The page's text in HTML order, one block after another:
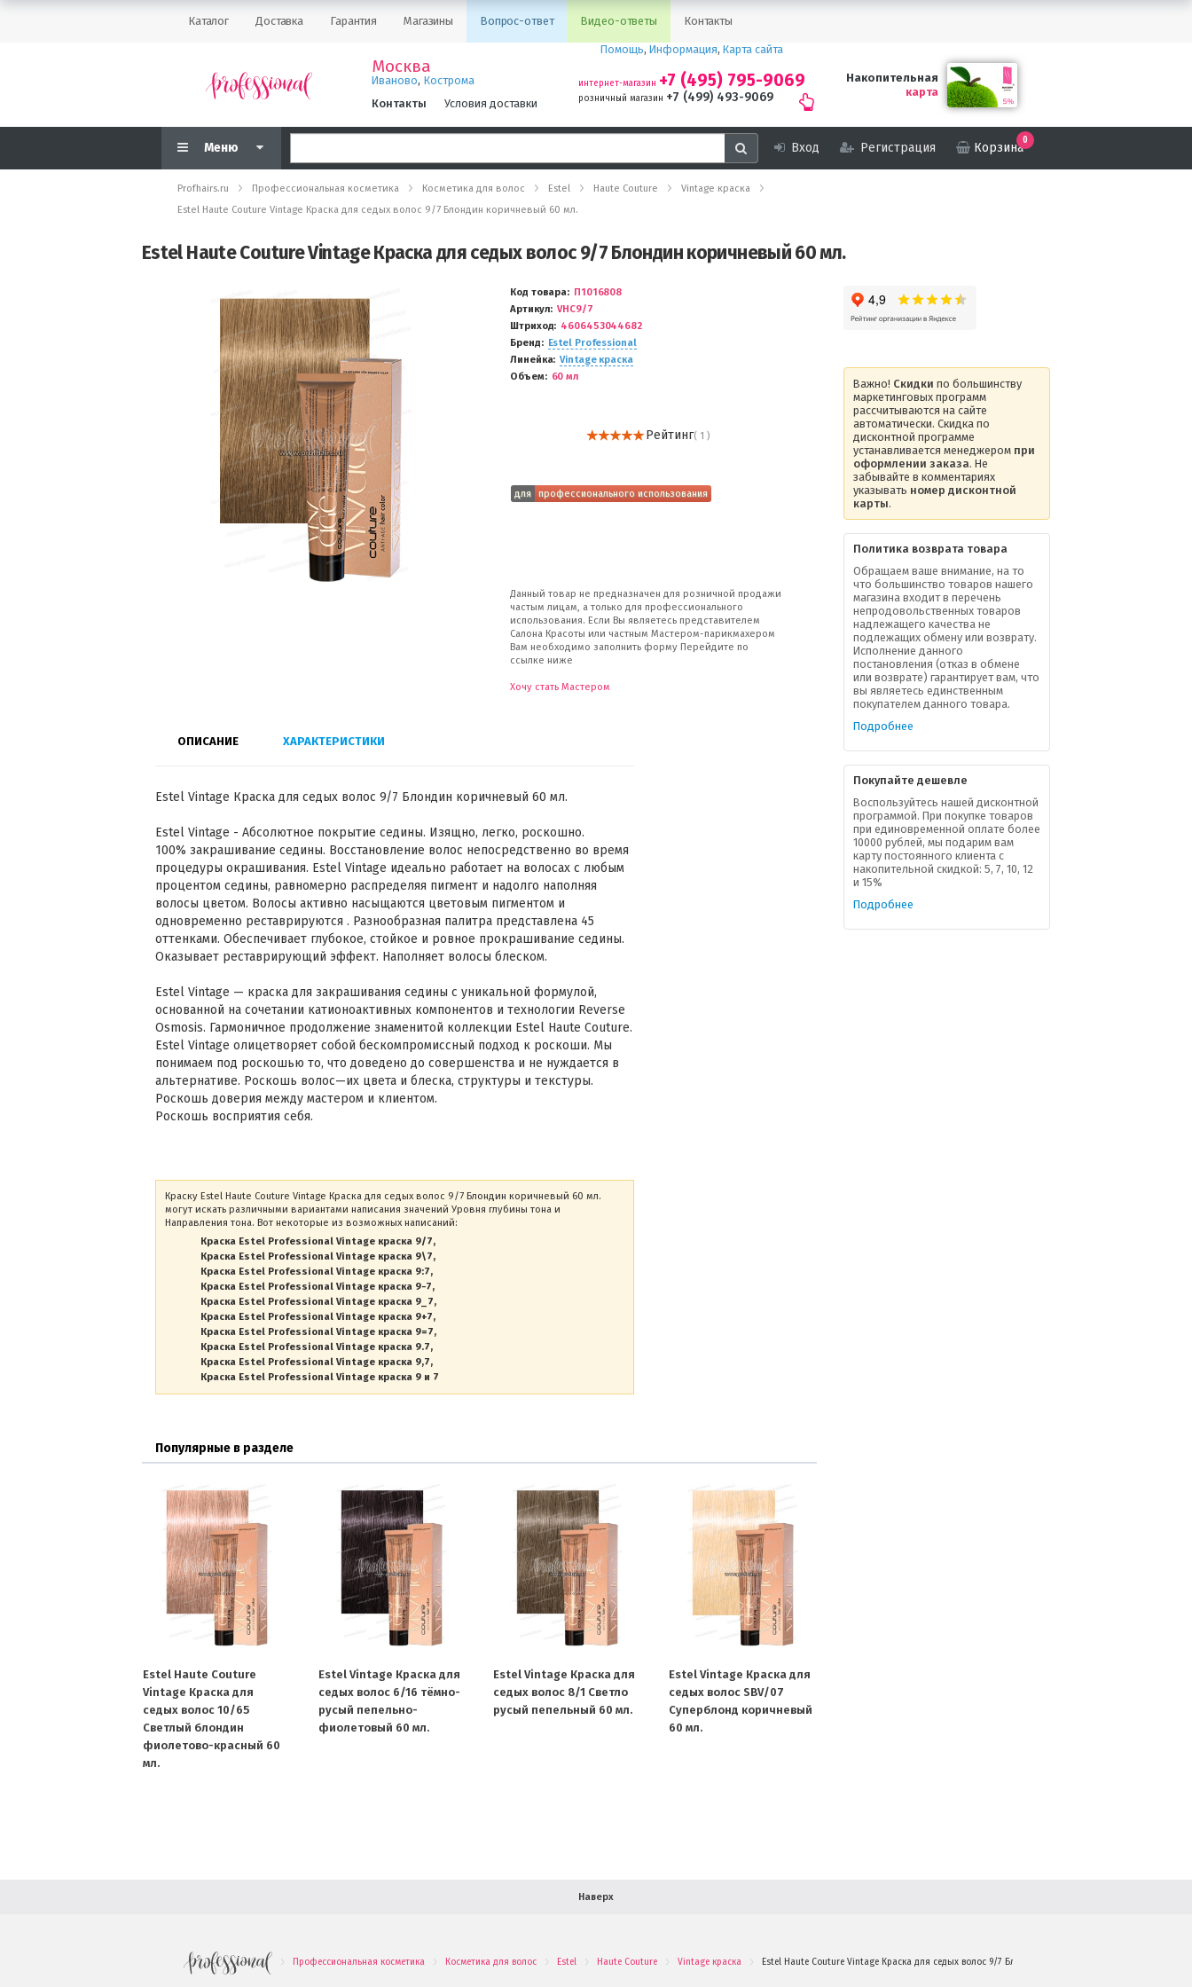
Каталог Доставка Гарантия Магазины Вопрос-ответ Видео-ответы Контакты
Москва
Иваново, Кострома
Контакты
Условия доставки
Помощь, Информация, Карта сайта
интернет-магазин +7 (495) 795-9069
розничный магазин +7 (499) 493-9069
Накопительная
карта
Меню Вход Регистрация Корзина
0
Profhairs.ru Профессиональная косметика Косметика для волос Estel Haute Couture
Vintage краска
Estel Haute Couture Vintage Краска для седых волос 9/7 Блондин коричневый 60 мл.
Estel Haute Couture Vintage Краска для седых волос 9/7 Блондин коричневый 60 мл.
Код товара
П1016808
Артикул
VHC9/7
Штриход
4606453044682
Бренд
Estel Professional
Линейка
Vintage краска
Объем
60 мл
Рейтинг( 1 )
для профессионального использования
Данный товар не предназначен для розничной продажи
частым лицам, а только для профессионального
использования. Если Вы являетесь представителем
Салона Красоты или частным Мастером-парикмахером
Вам необходимо заполнить форму Перейдите по
ссылке ниже
Хочу стать Мастером
ОПИСАНИЕ ХАРАКТЕРИСТИКИ
Estel Vintage Краска для седых волос 9/7 Блондин коричневый 60 мл.
Estel Vintage - Абсолютное покрытие седины. Изящно, легко, роскошно.
100% закрашивание седины. Восстановление волос непосредственно во время
процедуры окрашивания. Estel Vintage идеально работает на волосах с любым
процентом седины, равномерно распределяя пигмент и надолго наполняя
волосы цветом. Волосы активно насыщаются цветовым пигментом и
одновременно реставрируются . Разнообразная палитра представлена 45
оттенками. Обеспечивает глубокое, стойкое и ровное прокрашивание седины.
Оказывает реставрирующий эффект. Наполняет волосы блеском.
Estel Vintage — краска для закрашивания седины с уникальной формулой,
основанной на сочетании катионоактивных компонентов и технологии Reverse
Osmosis. Гармоничное продолжение знаменитой коллекции Estel Haute Couture.
Estel Vintage олицетворяет собой бескомпромиссный подход к роскоши. Мы
понимаем под роскошью то, что доведено до совершенства и не нуждается в
альтернативе. Роскошь волос—их цвета и блеска, структуры и текстуры.
Роскошь доверия между мастером и клиентом.
Роскошь восприятия себя.
Краску Estel Haute Couture Vintage Краска для седых волос 9/7 Блондин коричневый 60 мл.
могут искать различными вариантами написания значений Уровня глубины тона и
Направления тона. Вот некоторые из возможных написаний:
Краска Estel Professional Vintage краска 9/7
Краска Estel Professional Vintage краска 9\7
Краска Estel Professional Vintage краска 9:7
Краска Estel Professional Vintage краска 9-7
Краска Estel Professional Vintage краска 9_7
Краска Estel Professional Vintage краска 9+7
Краска Estel Professional Vintage краска 9=7
Краска Estel Professional Vintage краска 9.7
Краска Estel Professional Vintage краска 9,7
Краска Estel Professional Vintage краска 9 и 7
Популярные в разделе
Estel Haute Couture
Vintage Краска для
седых волос 10/65
Светлый блондин
фиолетово-красный 60
мл.
Estel Vintage Краска для
седых волос 6/16 тёмно-
русый пепельно-
фиолетовый 60 мл.
Estel Vintage Краска для
седых волос 8/1 Светло
русый пепельный 60 мл.
Estel Vintage Краска для
седых волос SBV/07
Cуперблонд коричневый
60 мл.
Важно! Скидки по большинству
маркетинговых программ
рассчитываются на сайте
автоматически. Скидка по
дисконтной программе
устанавливается менеджером при
оформлении заказа. Не
забывайте в комментариях
указывать номер дисконтной
карты.
Политика возврата товара
Обращаем ваше внимание, на то
что большинство товаров нашего
магазина входит в перечень
непродовольственных товаров
надлежащего качества не
подлежащих обмену или возврату.
Исполнение данного
постановления (отказ в обмене
или возврате) гарантирует вам, что
вы являетесь единственным
покупателем данного товара.
Подробнее
Покупайте дешевле
Воспользуйтесь нашей дисконтной
программой. При покупке товаров
при единовременной оплате более
10000 рублей, мы подарим вам
карту постоянного клиента с
накопительной скидкой: 5, 7, 10, 12
и 15%
Подробнее
Наверх
Профессиональная косметика Косметика для волос Estel Haute Couture Vintage краска Estel Haute Couture Vintage Краска для седых волос 9/7 Блондин коричневый 60 мл.